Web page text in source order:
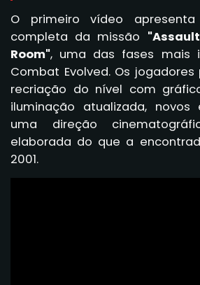
O primeiro vídeo
completa da missão
Room", uma das fases mais
Combat Evolved. Os
recriação do nível com
iluminação atualizada,
uma direção
elaborada do que a
2001.